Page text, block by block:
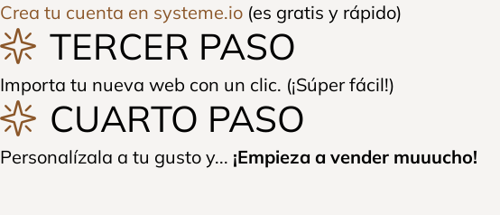
Crea tu cuenta en systeme.io (es gratis y rápido)
TERCER PASO
Importa tu nueva web con un clic. (¡Súper fácil!)
CUARTO PASO
Personalízala a tu gusto y... ¡Empieza a vender muuucho!